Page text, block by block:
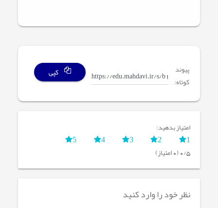
پیوند
کوتاه:
کپی
امتیاز بدهید:
1
2
3
4
5
0/5 (0 امتیاز)
نظر خود را وارد کنید